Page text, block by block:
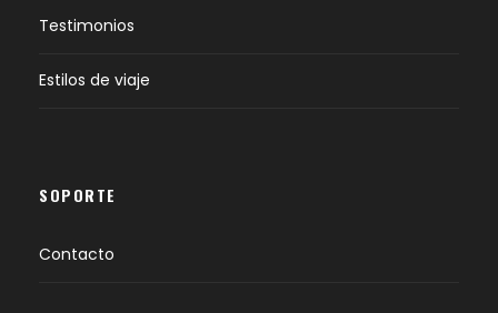
Testimonios
Estilos de viaje
SOPORTE
Contacto